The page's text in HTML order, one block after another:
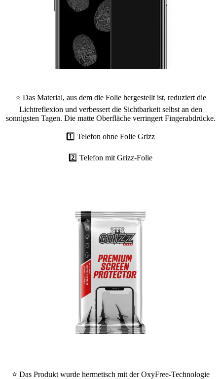
⭐ Das Material, aus dem die Folie hergestellt ist, reduziert die
Lichtreflexion und verbessert die Sichtbarkeit selbst an den
sonnigsten Tagen. Die matte Oberfläche verringert Fingerabdrücke.
1️⃣ Telefon ohne Folie Grizz
2️⃣ Telefon mit Grizz-Folie
⭐ Das Produkt wurde hermetisch mit der OxyFree-Technologie